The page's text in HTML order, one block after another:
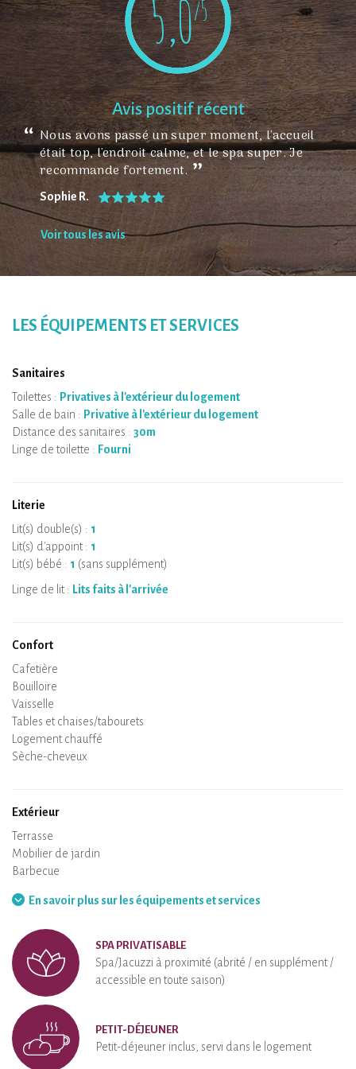
5,0/5
Avis positif récent
Nous avons passé un super moment, l'accueil
était top, l'endroit calme, et le spa super. Je
recommande fortement.
Sophie R.
Voir tous les avis
LES ÉQUIPEMENTS ET SERVICES
Sanitaires
Toilettes : Privatives à l'extérieur du logement
Salle de bain : Privative à l'extérieur du logement
Distance des sanitaires : 30m
Linge de toilette : Fourni
Literie
Lit(s) double(s) : 1
Lit(s) d'appoint : 1
Lit(s) bébé : 1 (sans supplément)
Linge de lit : Lits faits à l'arrivée
Confort
Micro-ondes
Cafetière
Bouilloire
Plaque de cuisson
Four
Réfrigérateur
Vaisselle
Lave-vaisselle
Chaise bébé
Spa
Sauna privatif
Tables et chaises/tabourets
Air conditionné
Logement chauffé
Poêle à bois
Cheminée
Wifi
TV
Sèche-cheveux
Extérieur
Terrasse
Mobilier de jardin
Barbecue
En savoir plus sur les équipements et services
SPA PRIVATISABLE
Spa/Jacuzzi à proximité (abrité / en supplément /
accessible en toute saison)
PETIT-DÉJEUNER
Petit-déjeuner inclus, servi dans le logement